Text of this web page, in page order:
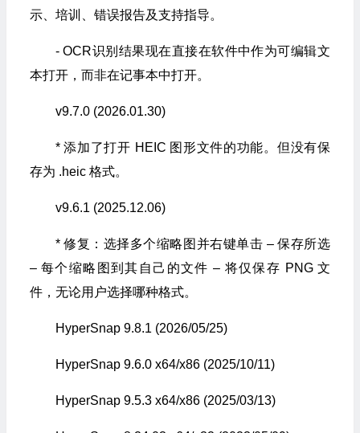
示、培训、错误报告及支持指导。
- OCR识别结果现在直接在软件中作为可编辑文
本打开，而非在记事本中打开。
v9.7.0 (2026.01.30)
* 添加了打开 HEIC 图形文件的功能。但没有保
存为 .heic 格式。
v9.6.1 (2025.12.06)
* 修复：选择多个缩略图并右键单击 – 保存所选
– 每个缩略图到其自己的文件 – 将仅保存 PNG 文
件，无论用户选择哪种格式。
HyperSnap 9.8.1 (2026/05/25)
HyperSnap 9.6.0 x64/x86 (2025/10/11)
HyperSnap 9.5.3 x64/x86 (2025/03/13)